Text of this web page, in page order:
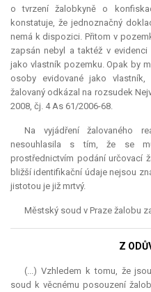
o tvrzení žalobkyně o
konstatuje, že jednoznačný
nemá k dispozici. Přitom v
zapsán nebyl a taktéž v
jako vlastník pozemku. Opak by
osoby evidované jako
žalovaný odkázal na rozsudek
2008, čj. 4 As 61/2006-68.
Na vyjádření žalovaného
nesouhlasila s tím, že se
prostřednictvím podání určovací
bližší identifikační údaje nejsou
jistotou je již mrtvý.
Městský soud v Praze žalobu
Z
(...) Vzhledem k tomu, že
soud k věcnému posouzení